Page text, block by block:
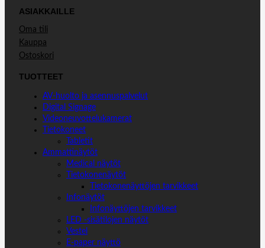
ASIAKKAILLE
Oma tili
Kauppa
Ostoskori
TUOTTEET
AV-huolto ja asennuspalvelut
Digital Signage
Videoneuvottelukamerat
Tietokoneet
Tabletit
Ammattinäytöt
Medical näytöt
Tietokonenäytöt
Tietokonenäyttöjen tarvikkeet
Infonäytöt
Infonäyttöjen tarvikkeet
LED -sisätilojen näytöt
Vestel
E-paper näyttö